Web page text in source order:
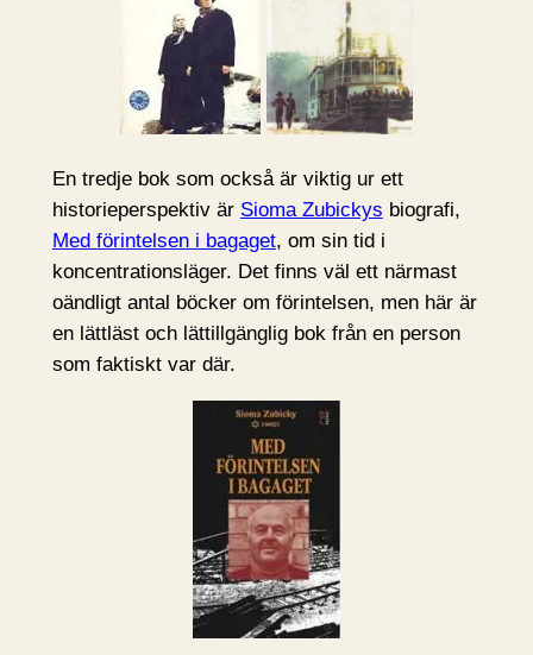
En tredje bok som också är viktig ur ett
historieperspektiv är Sioma Zubickys biografi,
Med förintelsen i bagaget, om sin tid i
koncentrationsläger. Det finns väl ett närmast
oändligt antal böcker om förintelsen, men här är
en lättläst och lättillgänglig bok från en person
som faktiskt var där.